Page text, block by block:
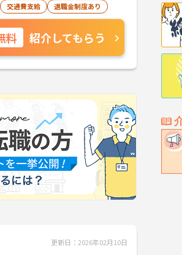
交通費支給 退職金制度あり
料 紹介してもらう
更新日：2026年02月10日